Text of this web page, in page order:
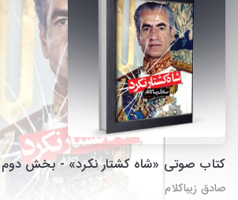
کتاب صوتی «شاه کشتار نکرد» - بخش دوم
صادق زیباکلام